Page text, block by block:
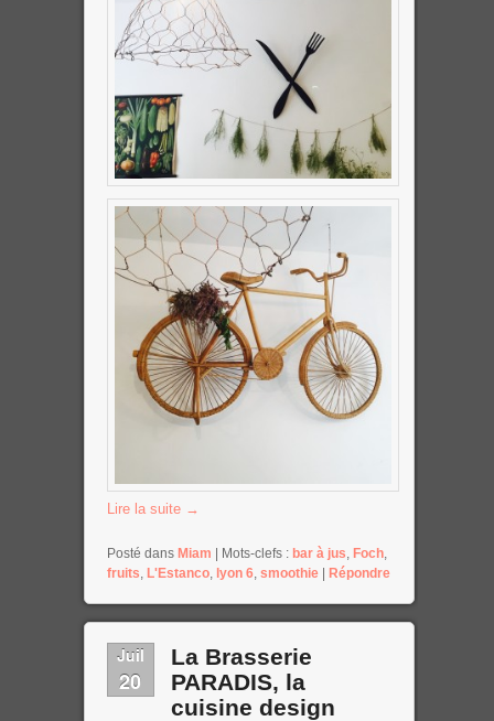
Lire la suite →
Posté dans Miam | Mots-clefs : bar à jus Foch,
fruits L'Estanco, lyon 6, smoothie | Répondre
Juil
20
La Brasserie
PARADIS, la
cuisine design